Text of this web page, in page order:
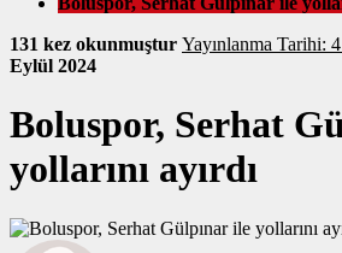
131 kez okunmuştur
Eylül 2024
Boluspor, Serhat
yollarını ayırdı